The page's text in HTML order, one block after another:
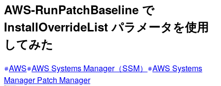
AWS-RunPatchBaseline で
InstallOverrideList パラメータを使用
してみた
AWS AWS Systems Manager（SSM）
AWS Systems
Manager Patch Manager